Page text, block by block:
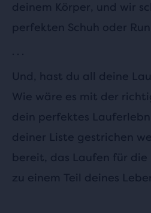
deinem Körper, und wir
perfekten Schuh oder
Und, hast du all deine
Wie wäre es mit der
dein perfektes
deiner Liste gestrichen
bereit, das Laufen für
zu einem Teil deines